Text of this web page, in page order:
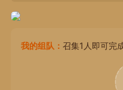
我的组队： 召集1人即可完